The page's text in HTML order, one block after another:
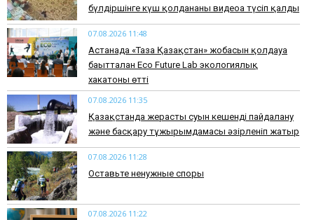
бүлдіршінге күш қолданғаны видеоға түсіп қалды
07.08.2026 11:48
Астанада «Таза Қазақстан» жобасын қолдауға
бағытталған Eco Future Lab экологиялық
хакатоны өтті
07.08.2026 11:35
Қазақстанда жерасты суын кешенді пайдалану
және басқару тұжырымдамасы әзірленіп жатыр
07.08.2026 11:28
Оставьте ненужные споры
07.08.2026 11:22